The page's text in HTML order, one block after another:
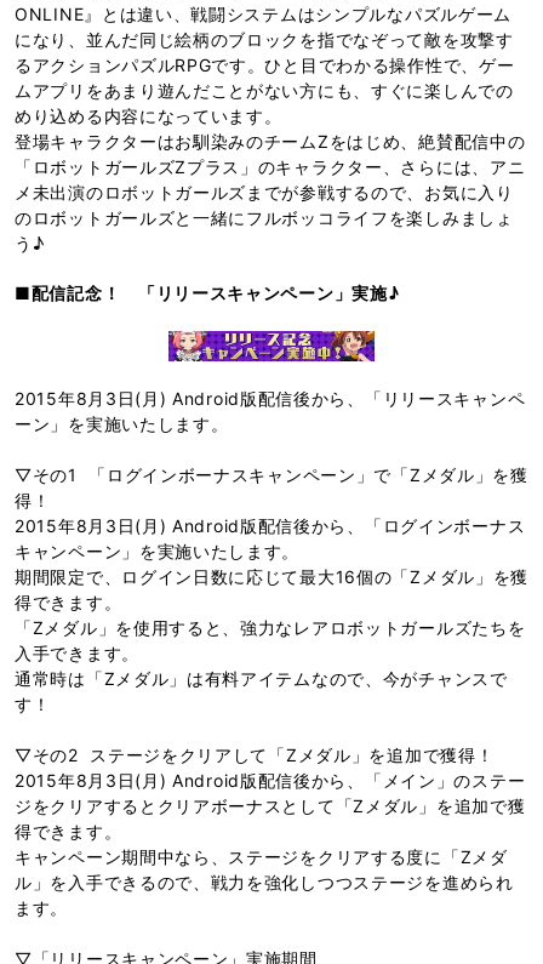
ONLINE』とは違い、戦闘システムはシンプルなパズルゲーム
になり、並んだ同じ絵柄のブロックを指でなぞって敵を攻撃す
るアクションパズルRPGです。ひと目でわかる操作性で、ゲー
ムアプリをあまり遊んだことがない方にも、すぐに楽しんでの
めり込める内容になっています。
登場キャラクターはお馴染みのチームZをはじめ、絶賛配信中の
「ロボットガールズZプラス」のキャラクター、さらには、アニ
メ未出演のロボットガールズまでが参戦するので、お気に入り
のロボットガールズと一緒にフルボッコライフを楽しみましょ
う♪
■配信記念！ 「リリースキャンペーン」実施♪
2015年8月3日(月) Android版配信後から、「リリースキャンペ
ーン」を実施いたします。
▽その1 「ログインボーナスキャンペーン」で「Zメダル」を獲
得！
2015年8月3日(月) Android版配信後から、「ログインボーナス
キャンペーン」を実施いたします。
期間限定で、ログイン日数に応じて最大16個の「Zメダル」を獲
得できます。
「Zメダル」を使用すると、強力なレアロボットガールズたちを
入手できます。
通常時は「Zメダル」は有料アイテムなので、今がチャンスで
す！
▽その2 ステージをクリアして「Zメダル」を追加で獲得！
2015年8月3日(月) Android版配信後から、「メイン」のステー
ジをクリアするとクリアボーナスとして「Zメダル」を追加で獲
得できます。
キャンペーン期間中なら、ステージをクリアする度に「Zメダ
ル」を入手できるので、戦力を強化しつつステージを進められ
ます。
▽「リリースキャンペーン」実施期間